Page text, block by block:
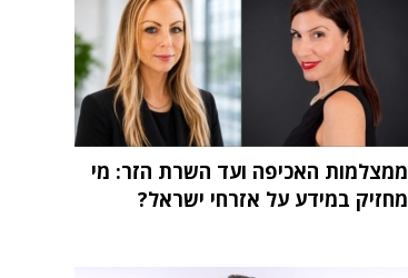
ממצלמות האכיפה ועד השרת הזר: מי
מחזיק במידע על אזרחי ישראל?